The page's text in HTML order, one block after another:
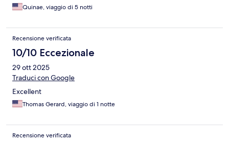
Quinae, viaggio di 5 notti
Recensione verificata
10/10 Eccezionale
29 ott 2025
Traduci con Google
Excellent
Thomas Gerard, viaggio di 1 notte
Recensione verificata